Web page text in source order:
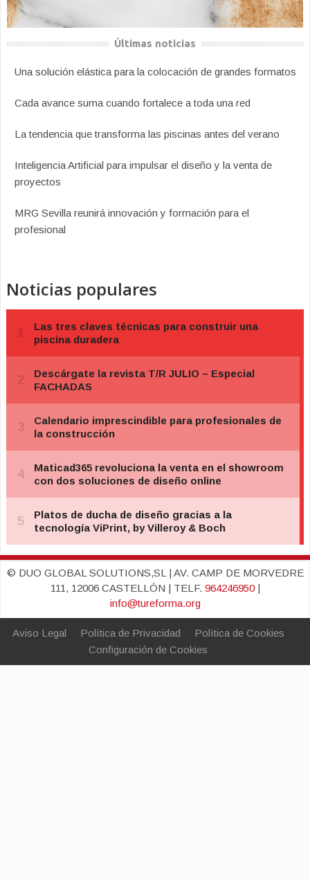
Últimas noticias
Una solución elástica para la colocación de grandes formatos
Cada avance suma cuando fortalece a toda una red
La tendencia que transforma las piscinas antes del verano
Inteligencia Artificial para impulsar el diseño y la venta de
proyectos
MRG Sevilla reunirá innovación y formación para el
profesional
Noticias populares
© DUO GLOBAL SOLUTIONS,SL | AV. CAMP DE MORVEDRE
111, 12006 CASTELLÓN | TELF. 964246950|
info@tureforma.org
Aviso Legal Política de Privacidad
Política de Cookies
Configuración de Cookies